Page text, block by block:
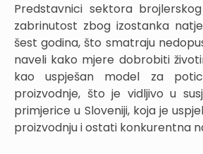
Predstavnici sektora
zabrinutost zbog izostanka
šest godina, što smatraju
naveli kako mjere dobrobiti
kao uspješan model za
proizvodnje, što je vidljivo u
primjerice u Sloveniji, koja je
proizvodnju i ostati konkurentna